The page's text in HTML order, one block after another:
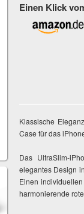
Einen Klick
Klassische
Case für das
Das UltraSlim-
elegantes Design
Einen
harmonierende